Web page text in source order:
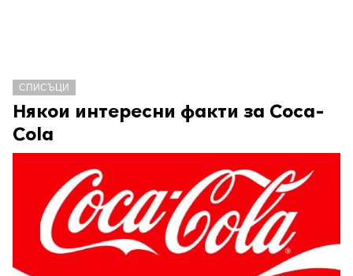
СПИСЪЦИ
Някои интересни факти за Coca-
Cola